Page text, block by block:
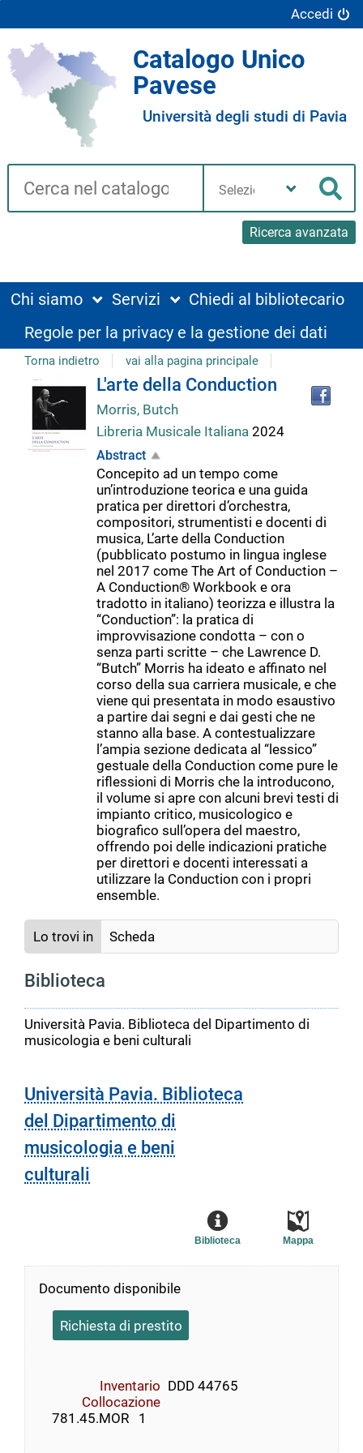
Accedi
Catalogo Unico
Pavese
Università degli studi di Pavia
Cerca su "Catalogo"
Ricerca avanzata
biblioteca
Chi siamo Servizi
Chiedi al bibliotecario
Regole per la privacy e la gestione dei dati
Torna indietro vai alla pagina principale
Dettaglio
del
documento
L'arte della Conduction
Morris, Butch
Libreria Musicale Italiana 2024
Abstract
Concepito ad un tempo come
un’introduzione teorica e una guida
pratica per direttori d’orchestra,
compositori, strumentisti e docenti di
musica, L’arte della Conduction
(pubblicato postumo in lingua inglese
nel 2017 come The Art of Conduction –
A Conduction® Workbook e ora
tradotto in italiano) teorizza e illustra la
“Conduction”: la pratica di
improvvisazione condotta – con o
senza parti scritte – che Lawrence D.
“Butch” Morris ha ideato e affinato nel
corso della sua carriera musicale, e che
viene qui presentata in modo esaustivo
a partire dai segni e dai gesti che ne
stanno alla base. A contestualizzare
l’ampia sezione dedicata al “lessico”
gestuale della Conduction come pure le
riflessioni di Morris che la introducono,
il volume si apre con alcuni brevi testi di
impianto critico, musicologico e
biografico sull’opera del maestro,
offrendo poi delle indicazioni pratiche
per direttori e docenti interessati a
utilizzare la Conduction con i propri
ensemble.
Lo trovi in Scheda
Biblioteca
Università Pavia. Biblioteca del Dipartimento di
musicologia e beni culturali
Università Pavia. Biblioteca
del Dipartimento di
musicologia e beni
culturali
Mappa
Biblioteca
Documento disponibile
Richiesta di prestito
Inventario DDD 44765
Collocazione
    781.45.MOR   1